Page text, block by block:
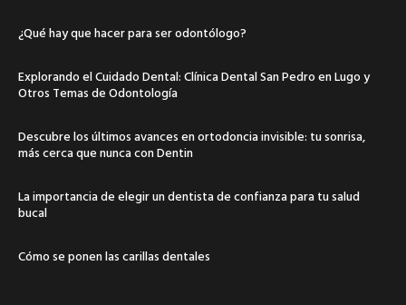
¿Qué hay que hacer para ser odontólogo?
Explorando el Cuidado Dental: Clínica Dental San Pedro en Lugo y
Otros Temas de Odontología
Descubre los últimos avances en ortodoncia invisible: tu sonrisa,
más cerca que nunca con Dentin
La importancia de elegir un dentista de confianza para tu salud
bucal
Cómo se ponen las carillas dentales